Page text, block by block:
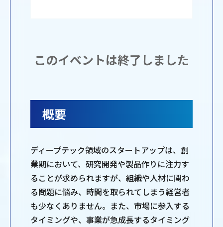
このイベントは終了しました
概要
ディープテック領域のスタートアップは、創
業期において、研究開発や製品作りに注力す
ることが求められますが、組織や人材に関わ
る問題に悩み、時間を取られてしまう経営者
も少なくありません。また、市場に参入する
タイミングや、事業が急成長するタイミング